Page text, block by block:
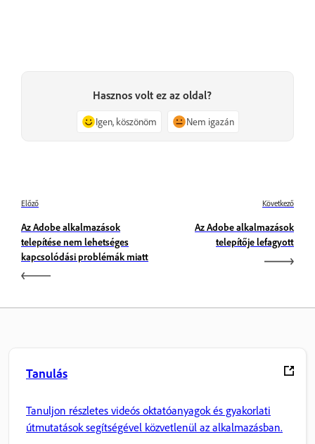
Hasznos volt ez az oldal?
Igen, köszönöm Nem igazán
Előző
Az Adobe alkalmazások
telepítése nem lehetséges
kapcsolódási problémák miatt
Következő
Az Adobe alkalmazások
telepítője lefagyott
Tanulás
Tanuljon részletes videós oktatóanyagok és gyakorlati
útmutatások segítségével közvetlenül az alkalmazásban.